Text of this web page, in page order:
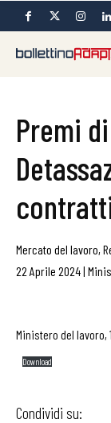
Premi
Mercato del lavoro,
22 Aprile 2024|
Ministero del lavoro,
Download
Condividi su: